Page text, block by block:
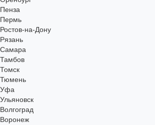
Пенза
Пермь
Ростов-на-Дону
Рязань
Самара
Тамбов
Томск
Тюмень
Уфа
Ульяновск
Волгоград
Воронеж